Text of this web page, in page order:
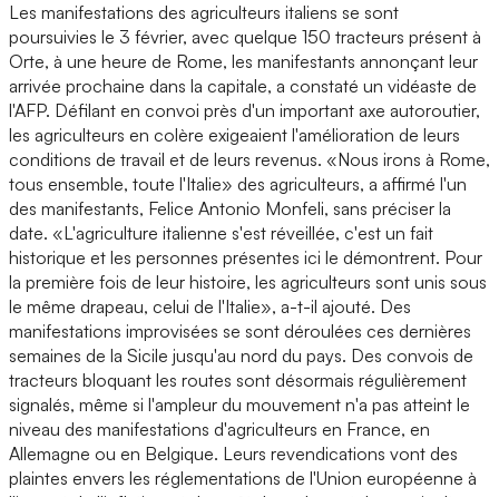
Les manifestations des agriculteurs italiens se sont
poursuivies le 3 février, avec quelque 150 tracteurs présent à
Orte, à une heure de Rome, les manifestants annonçant leur
arrivée prochaine dans la capitale, a constaté un vidéaste de
l'AFP. Défilant en convoi près d'un important axe autoroutier,
les agriculteurs en colère exigeaient l'amélioration de leurs
conditions de travail et de leurs revenus. «Nous irons à Rome,
tous ensemble, toute l'Italie» des agriculteurs, a affirmé l'un
des manifestants, Felice Antonio Monfeli, sans préciser la
date. «L'agriculture italienne s'est réveillée, c'est un fait
historique et les personnes présentes ici le démontrent. Pour
la première fois de leur histoire, les agriculteurs sont unis sous
le même drapeau, celui de l'Italie», a-t-il ajouté. Des
manifestations improvisées se sont déroulées ces dernières
semaines de la Sicile jusqu'au nord du pays. Des convois de
tracteurs bloquant les routes sont désormais régulièrement
signalés, même si l'ampleur du mouvement n'a pas atteint le
niveau des manifestations d'agriculteurs en France, en
Allemagne ou en Belgique. Leurs revendications vont des
plaintes envers les réglementations de l'Union européenne à